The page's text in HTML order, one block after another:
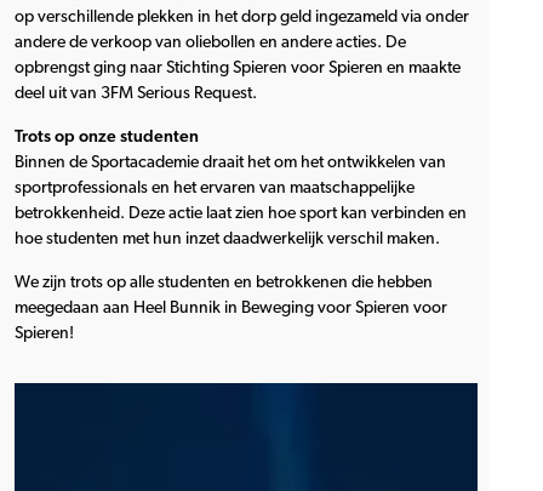
op verschillende plekken in het dorp geld ingezameld via onder
andere de verkoop van oliebollen en andere acties. De
opbrengst ging naar Stichting Spieren voor Spieren en maakte
deel uit van 3FM Serious Request.
Trots op onze studenten
Binnen de Sportacademie draait het om het ontwikkelen van
sportprofessionals en het ervaren van maatschappelijke
betrokkenheid. Deze actie laat zien hoe sport kan verbinden en
hoe studenten met hun inzet daadwerkelijk verschil maken.
We zijn trots op alle studenten en betrokkenen die hebben
meegedaan aan Heel Bunnik in Beweging voor Spieren voor
Spieren!